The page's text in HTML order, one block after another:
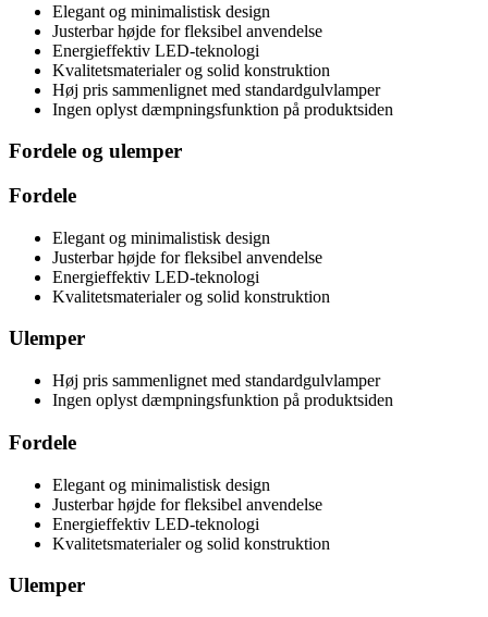
Elegant og minimalistisk design
Justerbar højde for fleksibel anvendelse
Energieffektiv LED-teknologi
Kvalitetsmaterialer og solid konstruktion
Høj pris sammenlignet med standardgulvlamper
Ingen oplyst dæmpningsfunktion på produktsiden
Fordele og ulemper
Fordele
Elegant og minimalistisk design
Justerbar højde for fleksibel anvendelse
Energieffektiv LED-teknologi
Kvalitetsmaterialer og solid konstruktion
Ulemper
Høj pris sammenlignet med standardgulvlamper
Ingen oplyst dæmpningsfunktion på produktsiden
Fordele
Elegant og minimalistisk design
Justerbar højde for fleksibel anvendelse
Energieffektiv LED-teknologi
Kvalitetsmaterialer og solid konstruktion
Ulemper